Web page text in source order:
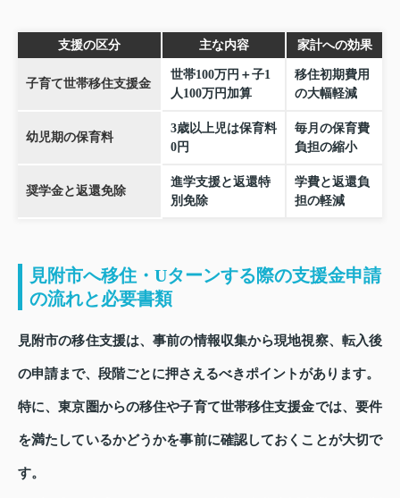
支援の区分 主な内容 家計への効果
子育て世帯移住支援金
世帯100万円＋子1
人100万円加算
移住初期費用
の大幅軽減
幼児期の保育料
3歳以上児は保育料
0円
毎月の保育費
負担の縮小
奨学金と返還免除
進学支援と返還特
別免除
学費と返還負
担の軽減
見附市へ移住・Uターンする際の支援金申請
の流れと必要書類
見附市の移住支援は、事前の情報収集から現地視察、転入後
の申請まで、段階ごとに押さえるべきポイントがあります。
特に、東京圏からの移住や子育て世帯移住支援金では、要件
を満たしているかどうかを事前に確認しておくことが大切で
す。